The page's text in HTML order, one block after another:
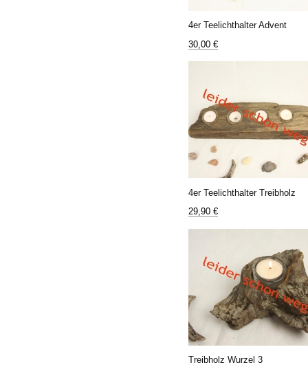
4er Teelichthalter Advent
30,00 €
4er Teelichthalter Treibholz
29,90 €
Treibholz Wurzel 3